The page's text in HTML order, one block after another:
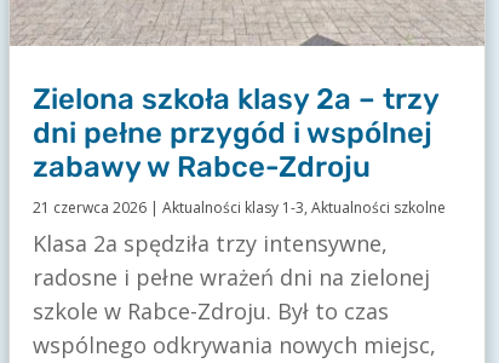
Zielona szkoła klasy 2a – trzy
dni pełne przygód i wspólnej
zabawy w Rabce-Zdroju
21 czerwca 2026| Aktualności klasy 1-3, Aktualności szkolne
Klasa 2a spędziła trzy intensywne,
radosne i pełne wrażeń dni na zielonej
szkole w Rabce-Zdroju. Był to czas
wspólnego odkrywania nowych miejsc,